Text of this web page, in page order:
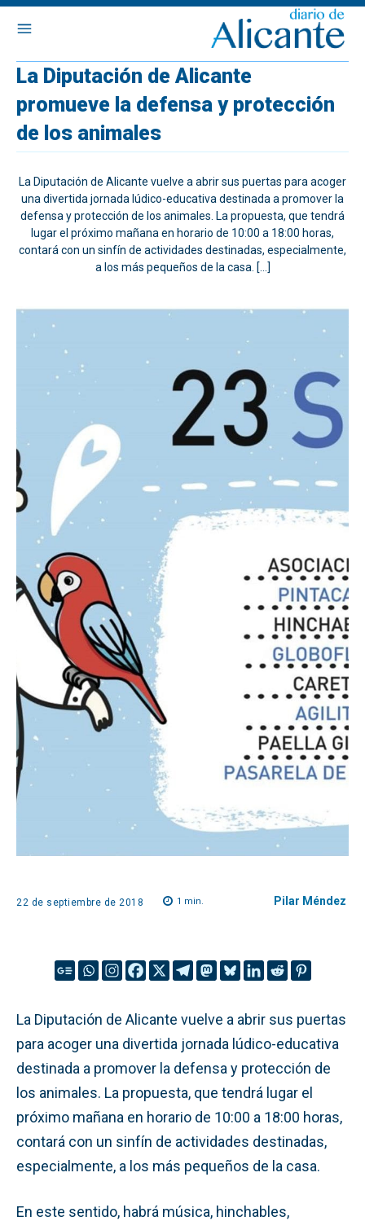
La Diputación de Alicante
promueve la defensa y protección
de los animales
La Diputación de Alicante vuelve a abrir sus puertas para acoger
una divertida jornada lúdico-educativa destinada a promover la
defensa y protección de los animales. La propuesta, que tendrá
lugar el próximo mañana en horario de 10:00 a 18:00 horas,
contará con un sinfín de actividades destinadas, especialmente,
a los más pequeños de la casa. […]
22 de septiembre de 2018 1 min. Pilar Méndez
La Diputación de Alicante vuelve a abrir sus puertas
para acoger una divertida jornada lúdico-educativa
destinada a promover la defensa y protección de
los animales. La propuesta, que tendrá lugar el
próximo mañana en horario de 10:00 a 18:00 horas,
contará con un sinfín de actividades destinadas,
especialmente, a los más pequeños de la casa.
En este sentido, habrá música, hinchables,